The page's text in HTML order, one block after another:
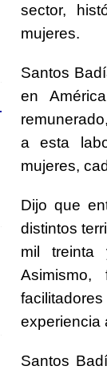
sector,
mujeres.
Santos
en
a esta
mujeres,
Dijo que
distintos
mil treinta
experiencia
Santos